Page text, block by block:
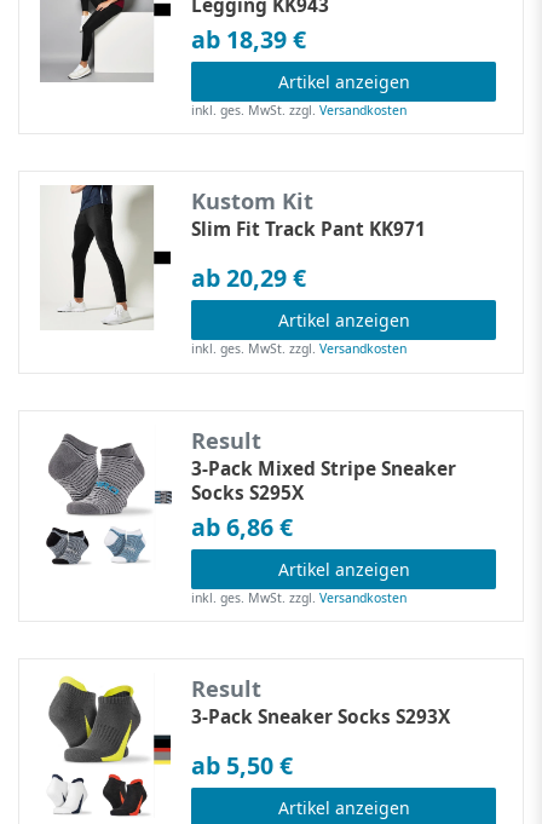
Legging KK943
ab 18,39 €
Artikel anzeigen
inkl. ges. MwSt. zzgl.Versandkosten
Kustom Kit
Slim Fit Track Pant KK971
ab 20,29 €
Artikel anzeigen
inkl. ges. MwSt. zzgl.Versandkosten
Result
3-Pack Mixed Stripe Sneaker
Socks S295X
ab 6,86 €
Artikel anzeigen
inkl. ges. MwSt. zzgl.Versandkosten
Result
3-Pack Sneaker Socks S293X
ab 5,50 €
Artikel anzeigen